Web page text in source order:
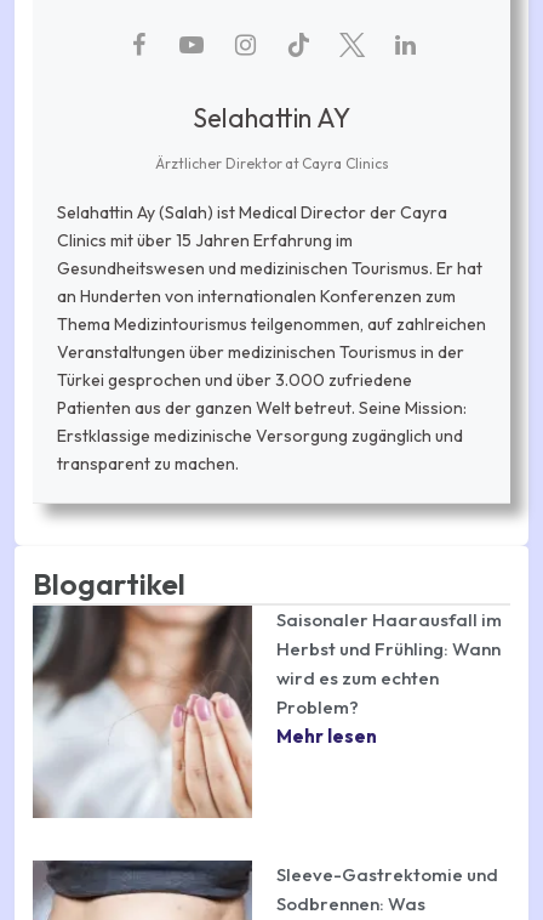
Selahattin AY
Ärztlicher Direktor at Cayra Clinics
Selahattin Ay (Salah) ist Medical Director der Cayra
Clinics mit über 15 Jahren Erfahrung im
Gesundheitswesen und medizinischen Tourismus. Er hat
an Hunderten von internationalen Konferenzen zum
Thema Medizintourismus teilgenommen, auf zahlreichen
Veranstaltungen über medizinischen Tourismus in der
Türkei gesprochen und über 3.000 zufriedene
Patienten aus der ganzen Welt betreut. Seine Mission:
Erstklassige medizinische Versorgung zugänglich und
transparent zu machen.
Blogartikel
Saisonaler Haarausfall im
Herbst und Frühling: Wann
wird es zum echten
Problem?
Mehr lesen
Sleeve-Gastrektomie und
Sodbrennen: Was